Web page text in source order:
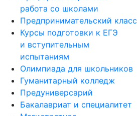
работа со школами
Предпринимательский класс
Курсы подготовки к ЕГЭ
и вступительным
испытаниям
Олимпиада для школьников
Гуманитарный колледж
Предуниверсарий
Бакалавриат и специалитет